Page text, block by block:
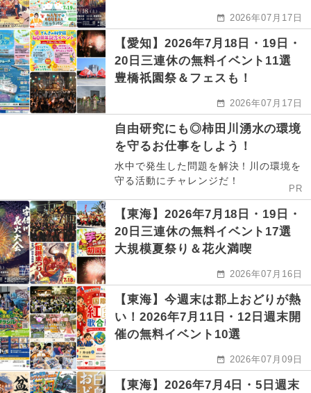
2026年07月17日
【愛知】2026年7月18日・19日・
20日三連休の無料イベント11選
豊橋祇園祭＆フェスも！
2026年07月17日
自由研究にも◎柿田川湧水の環境
を守るお仕事をしよう！
水中で発生した問題を解決！川の環境を
守る活動にチャレンジだ！
PR
【東海】2026年7月18日・19日・
20日三連休の無料イベント17選
大規模夏祭り＆花火満喫
2026年07月16日
【東海】今週末は郡上おどりが熱
い！2026年7月11日・12日週末開
催の無料イベント10選
2026年07月09日
【東海】2026年7月4日・5日週末